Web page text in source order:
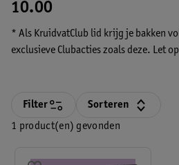
10.00
* Als KruidvatClub lid krijg je bakken
exclusieve Clubacties zoals deze. Let
1 product(en) gevonden
Filter Sorteren